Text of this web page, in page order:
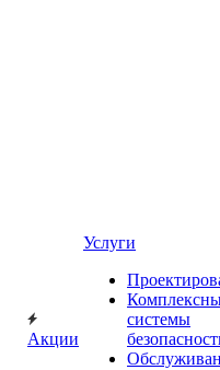
Акции
Услуги
системы